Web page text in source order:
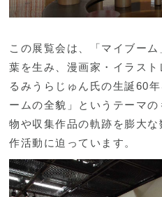
この展覧会は、「マイブー
葉を生み、漫画家・イラス
るみうらじゅん氏の生誕60
ームの全貌」というテーマ
物や収集作品の軌跡を膨大
作活動に迫っています。